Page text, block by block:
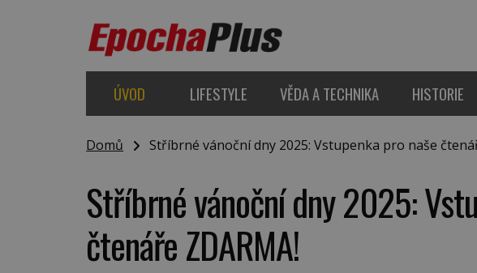
ÚVOD LIFESTYLE VĚDA A TECHNIKA HISTORIE
Domů Stříbrné vánoční dny 2025: Vstupenka pro naše
Stříbrné vánoční dny 2025:
čtenáře ZDARMA!